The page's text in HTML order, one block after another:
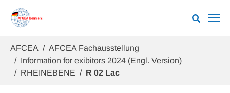
AFCEA
AFCEA Fachausstellung
Information for exibitors 2024 (Engl. Version)
RHEINEBENE
R 02 Lac